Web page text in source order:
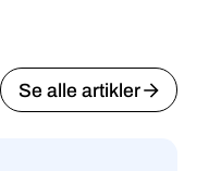
Se alle artikler